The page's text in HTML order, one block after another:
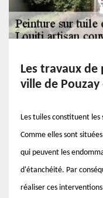
Les travaux
ville de
Les tuiles constituent
Comme elles sont
qui peuvent les
d'étanchéité. Par
réaliser ces